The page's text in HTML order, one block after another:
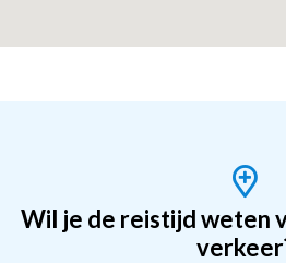
Wil je de reistijd weten